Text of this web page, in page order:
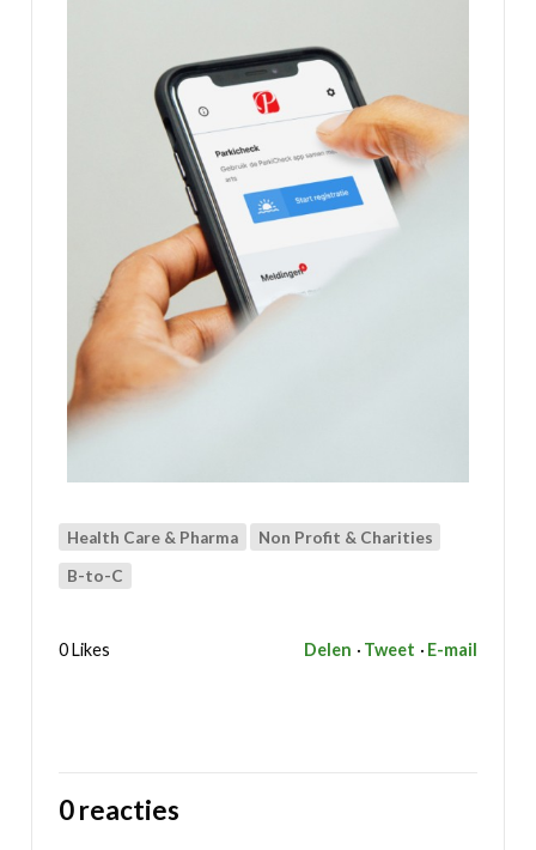
Health Care & Pharma Non Profit & Charities
B-to-C
0 Likes Delen Tweet E-mail
0 reacties